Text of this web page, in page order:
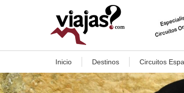
Inicio Destinos Circuitos